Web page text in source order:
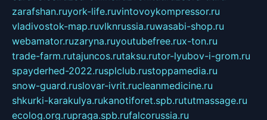
zarafshan.ruyork-life.ruvintovoykompressor.ru
vladivostok-map.ruvlknrussia.ruwasabi-shop.ru
webamator.ruzaryna.ruyoutubefree.rux-ton.ru
trade-farm.rutajuncos.rutaksu.rutor-lyubov-i-grom.ru
spayderhed-2022.rusplclub.rustoppamedia.ru
snow-guard.ruslovar-ivrit.rucleanmedicine.ru
shkurki-karakulya.rukanotiforet.spb.rututmassage.ru
ecolog.org.rupraga.spb.rufalcorussia.ru